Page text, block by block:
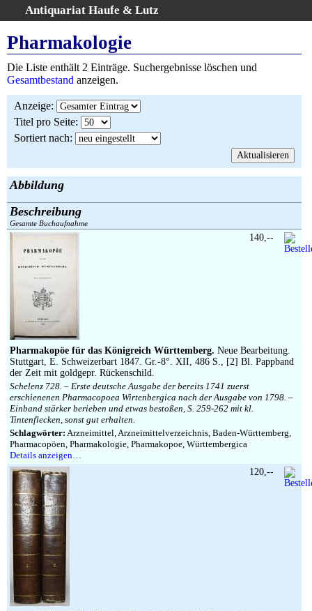
Antiquariat Haufe & Lutz
Home
Gesamtbestand
Kategorien
Schlagwörter
Suchergebnisse
AGB
Widerruf
Über uns
Aktuelle Kataloge
Kontakt
Ankauf
Impressum
Pharmakologie
Die Liste enthält 2 Einträge. Suchergebnisse löschen und
Gesamtbestand anzeigen.
Anzeige:
Titel pro Seite:
Sortiert nach:
Abbildung
Beschreibung
Gesamte Buchaufnahme
Pharmakopöe für das Königreich Württemberg. Neue Bearbeitung.
Stuttgart, E. Schweizerbart 1847. Gr.-8°. XII, 486 S., [2] Bl. Pappband
der Zeit mit goldgepr. Rückenschild.
Schelenz 728. – Erste deutsche Ausgabe der bereits 1741 zuerst
erschienenen Pharmacopoea Wirtenbergica nach der Ausgabe von 1798. –
Einband stärker berieben und etwas bestoßen, S. 259-262 mit kl.
Tintenflecken, sonst gut erhalten.
Schlagwörter: Arzneimittel, Arzneimittelverzeichnis, Baden-Württemberg,
Pharmacopöen, Pharmakologie, Pharmakopoe, Württembergica
Details anzeigen…
140,--
120,--